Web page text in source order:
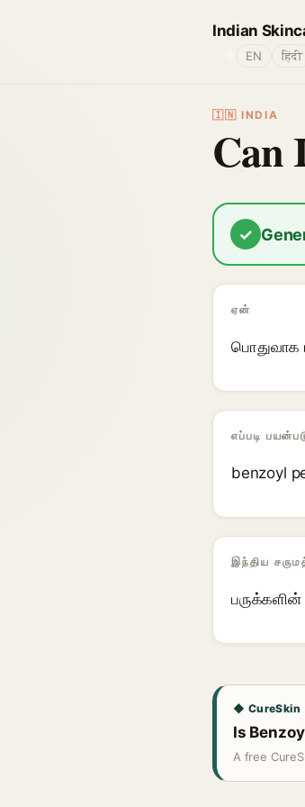
Indian
EN हिंदी
🇮🇳 INDIA
Can
✓
ஏன்
பொதுவாக
எப்படி
benzoyl
இந்திய
பருக்களின்
◆ CureSkin
Is
A free